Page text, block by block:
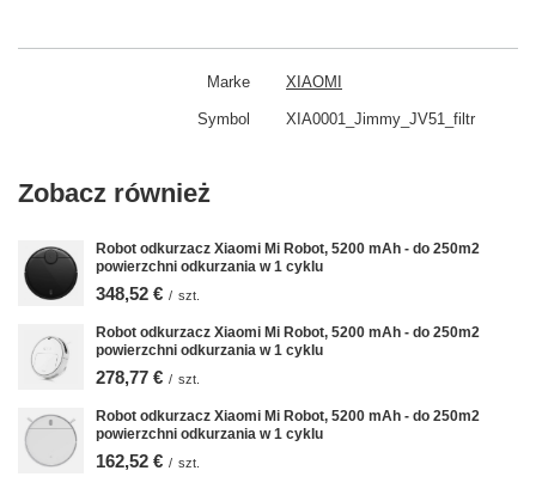
Marke XIAOMI
Symbol XIA0001_Jimmy_JV51_filtr
Zobacz również
Robot odkurzacz Xiaomi Mi Robot, 5200 mAh - do 250m2
powierzchni odkurzania w 1 cyklu
348,52 € / szt.
Robot odkurzacz Xiaomi Mi Robot, 5200 mAh - do 250m2
powierzchni odkurzania w 1 cyklu
278,77 € / szt.
Robot odkurzacz Xiaomi Mi Robot, 5200 mAh - do 250m2
powierzchni odkurzania w 1 cyklu
162,52 € / szt.